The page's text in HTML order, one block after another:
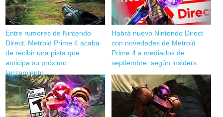
Entre rumores de Nintendo
Direct, Metroid Prime 4 acaba
de recibir una pista que
anticipa su próximo
lanzamiento
Habrá nuevo Nintendo Direct
con novedades de Metroid
Prime 4 a mediados de
septiembre, según insiders